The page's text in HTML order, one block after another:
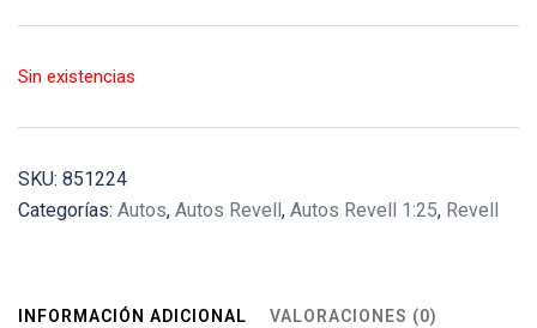
Sin existencias
SKU: 851224
Categorías: Autos, Autos Revell, Autos Revell 1:25, Revell
INFORMACIÓN ADICIONAL VALORACIONES (0)